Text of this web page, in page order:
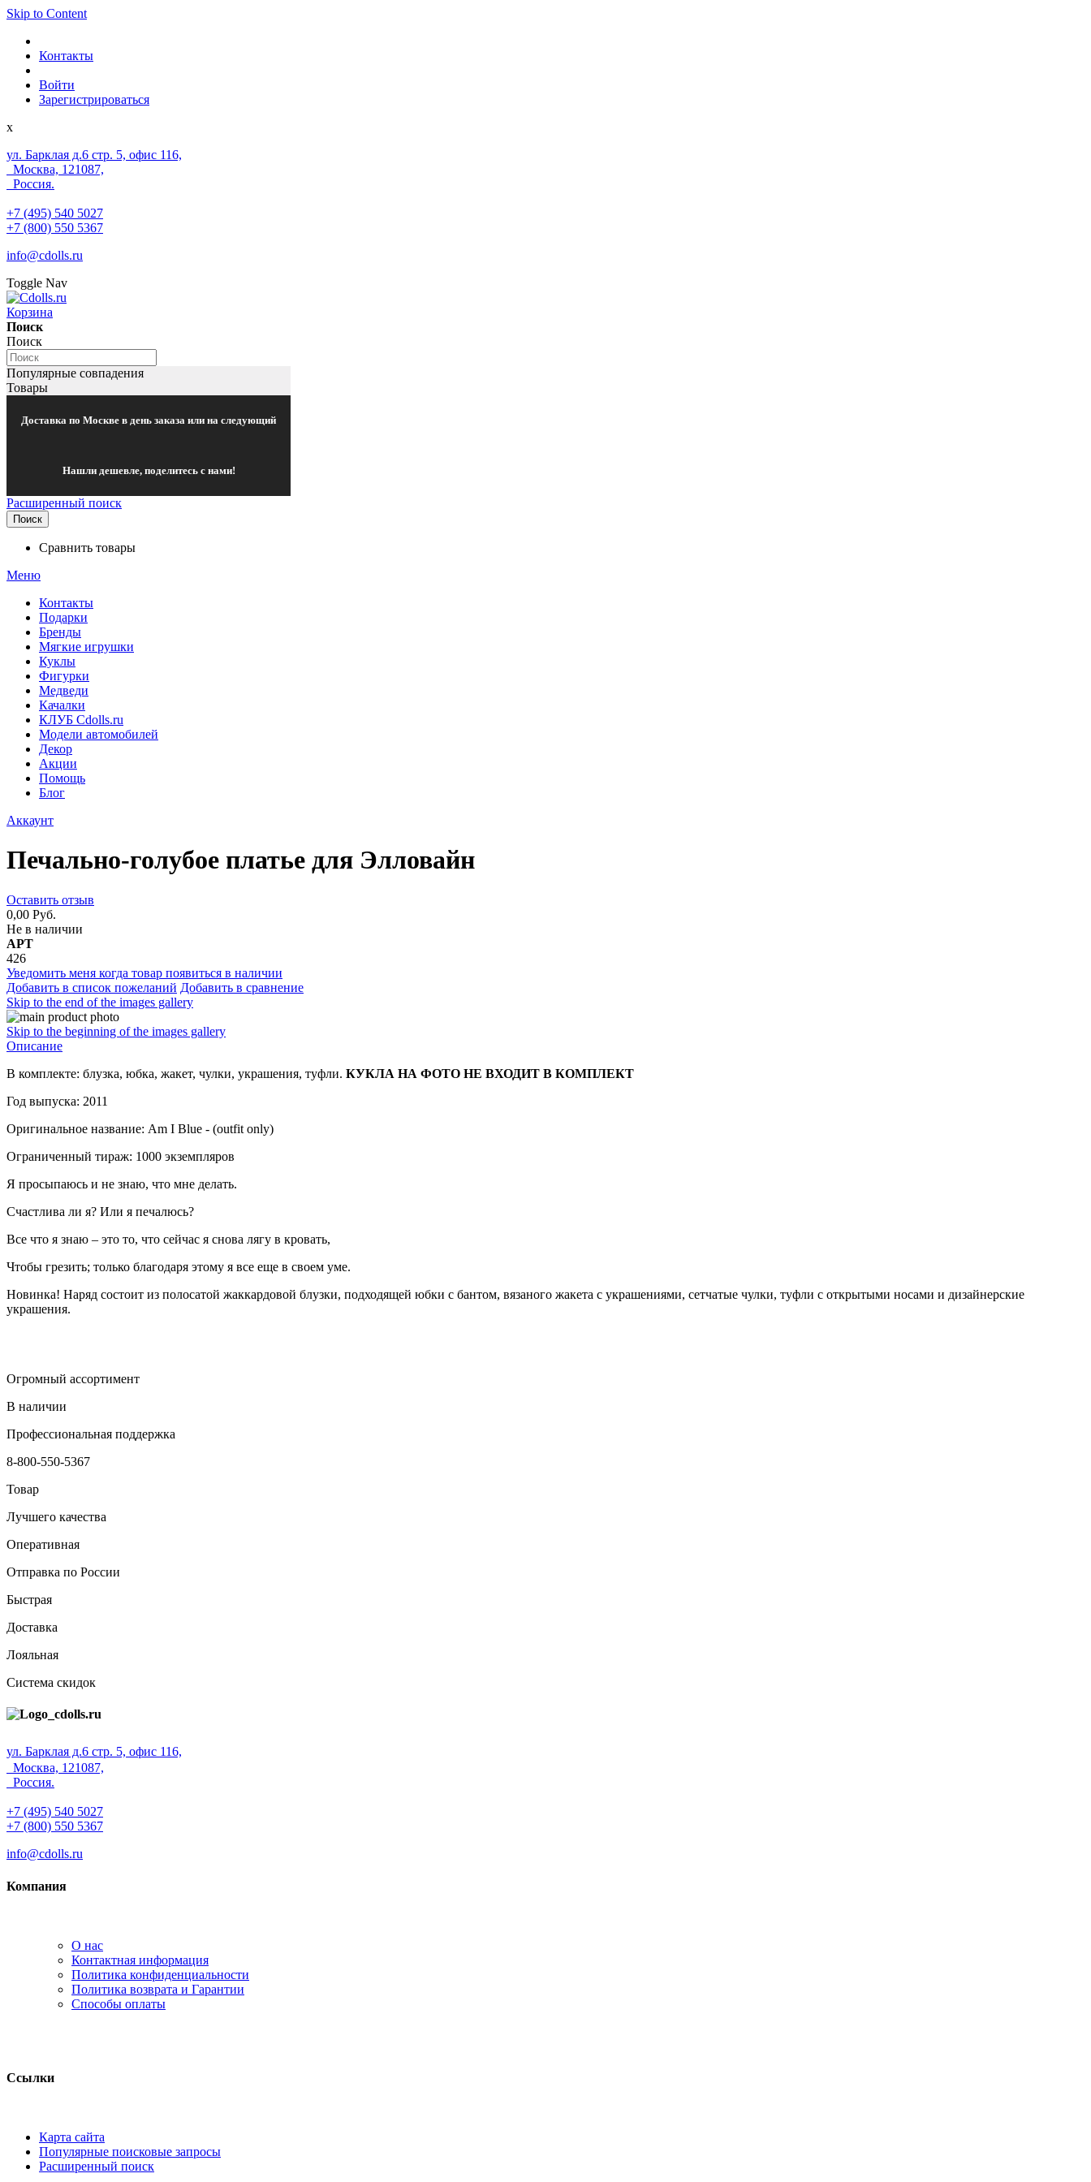
Skip to Content
Контакты
Войти
Зарегистрироваться
x
ул. Барклая д.6 стр. 5, офис 116,
Москва, 121087,
Россия.
+7 (495) 540 5027
+7 (800) 550 5367
info@cdolls.ru
Toggle Nav
Корзина
Поиск
Поиск
Популярные совпадения
Товары
Доставка по Москве в день заказа или на следующий
Нашли дешевле, поделитесь с нами!
Расширенный поиск
Поиск
Сравнить товары
Меню
Контакты
Подарки
Бренды
Мягкие игрушки
Куклы
Фигурки
Медведи
Качалки
КЛУБ Cdolls.ru
Модели автомобилей
Декор
Акции
Помощь
Блог
Аккаунт
Печально-голубое платье для Элловайн
Оставить отзыв
0,00 Руб.
Не в наличии
АРТ
426
Уведомить меня когда товар появиться в наличии
Добавить в список пожеланий Добавить в сравнение
Skip to the end of the images gallery
Skip to the beginning of the images gallery
Описание
В комплекте: блузка, юбка, жакет, чулки, украшения, туфли. КУКЛА НА ФОТО НЕ ВХОДИТ В КОМПЛЕКТ
Год выпуска: 2011
Оригинальное название: Am I Blue - (outfit only)
Ограниченный тираж: 1000 экземпляров
Я просыпаюсь и не знаю, что мне делать.
Счастлива ли я? Или я печалюсь?
Все что я знаю – это то, что сейчас я снова лягу в кровать,
Чтобы грезить; только благодаря этому я все еще в своем уме.
Новинка! Наряд состоит из полосатой жаккардовой блузки, подходящей юбки с бантом, вязаного жакета с украшениями, сетчатые чулки, туфли с открытыми носами и дизайнерские
украшения.
Огромный ассортимент
В наличии
Профессиональная поддержка
8-800-550-5367
Товар
Лучшего качества
Оперативная
Отправка по России
Быстрая
Доставка
Лояльная
Система скидок
ул. Барклая д.6 стр. 5, офис 116,
Москва, 121087,
Россия.
+7 (495) 540 5027
+7 (800) 550 5367
info@cdolls.ru
Компания
О нас
Контактная информация
Политика конфиденциальности
Политика возврата и Гарантии
Способы оплаты
Ссылки
Карта сайта
Популярные поисковые запросы
Расширенный поиск